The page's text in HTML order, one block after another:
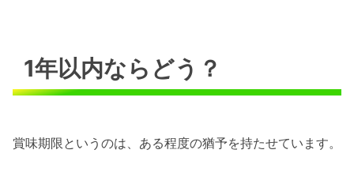
1年以内ならどう？
賞味期限というのは、ある程度の猶予を持たせています。